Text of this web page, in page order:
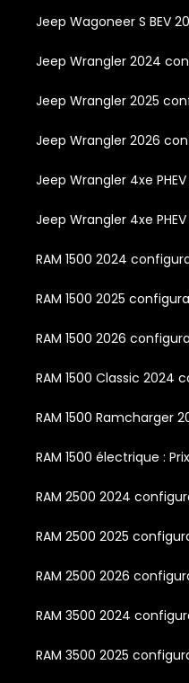
Jeep Wagoneer S BEV
Jeep Wrangler 2024
Jeep Wrangler 2025
Jeep Wrangler 2026
Jeep Wrangler 4xe
Jeep Wrangler 4xe
RAM 1500 2024
RAM 1500 2025
RAM 1500 2026
RAM 1500 Classic 2024
RAM 1500 Ramcharger
RAM 1500 électrique :
RAM 2500 2024
RAM 2500 2025
RAM 2500 2026
RAM 3500 2024
RAM 3500 2025